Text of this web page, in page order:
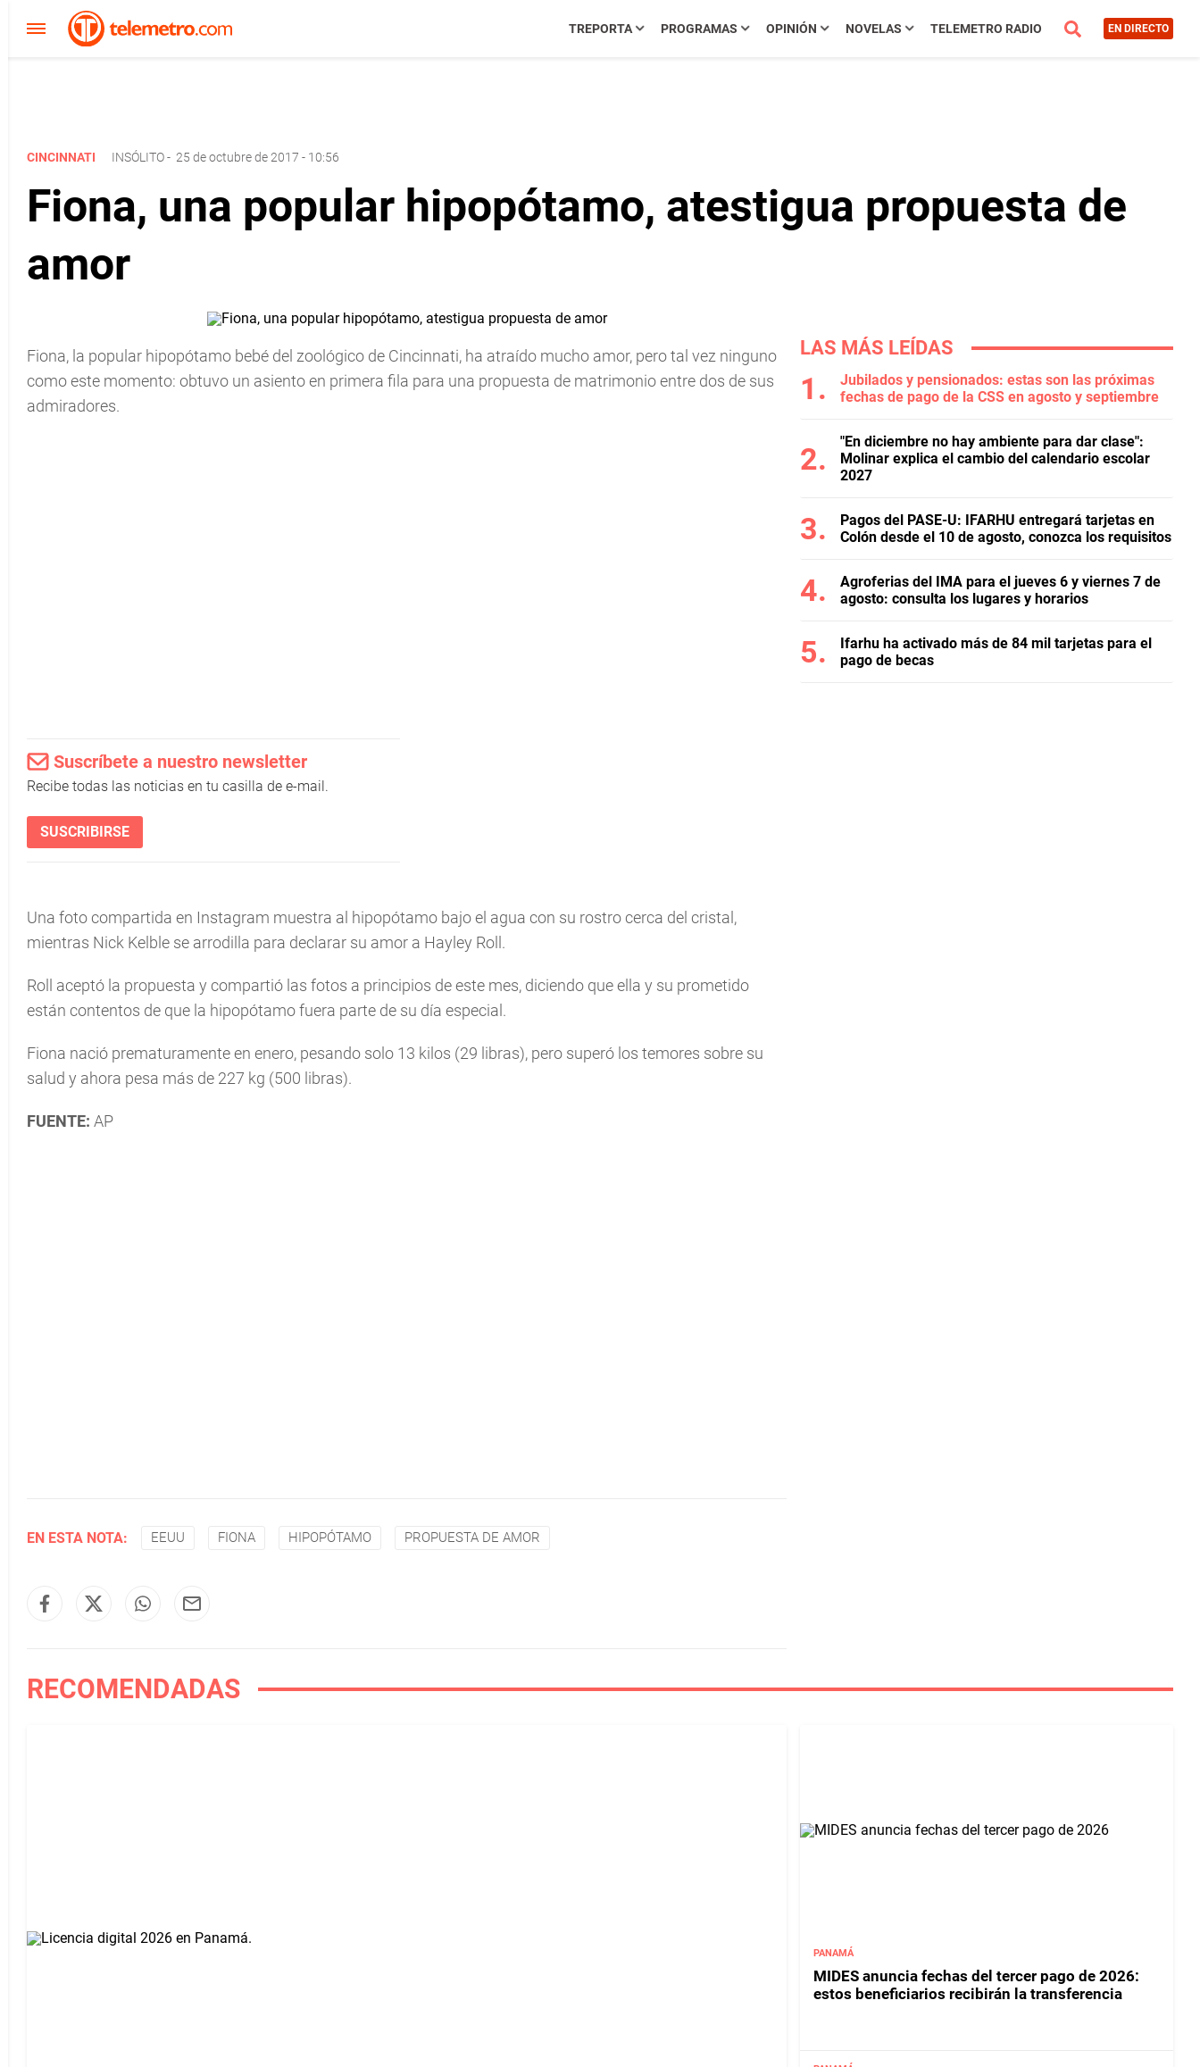
TREPORTA PROGRAMAS OPINIÓN NOVELAS TELEMETRO RADIO EN DIRECTO
CINCINNATI INSÓLITO- 25 de octubre de 2017 - 10:56
Fiona, una popular hipopótamo, atestigua propuesta de
amor
Fiona, la popular hipopótamo bebé del zoológico de Cincinnati, ha atraído mucho amor, pero tal vez ninguno
como este momento: obtuvo un asiento en primera fila para una propuesta de matrimonio entre dos de sus
admiradores.
Suscríbete a nuestro newsletter
Recibe todas las noticias en tu casilla de e-mail.
SUSCRIBIRSE
Una foto compartida en Instagram muestra al hipopótamo bajo el agua con su rostro cerca del cristal,
mientras Nick Kelble se arrodilla para declarar su amor a Hayley Roll.
Roll aceptó la propuesta y compartió las fotos a principios de este mes, diciendo que ella y su prometido
están contentos de que la hipopótamo fuera parte de su día especial.
Fiona nació prematuramente en enero, pesando solo 13 kilos (29 libras), pero superó los temores sobre su
salud y ahora pesa más de 227 kg (500 libras).
FUENTE: AP
EN ESTA NOTA: EEUU FIONA HIPOPÓTAMO PROPUESTA DE AMOR
LAS MÁS LEÍDAS
Jubilados y pensionados: estas son las próximas
fechas de pago de la CSS en agosto y septiembre
"En diciembre no hay ambiente para dar clase":
Molinar explica el cambio del calendario escolar
2027
Pagos del PASE-U: IFARHU entregará tarjetas en
Colón desde el 10 de agosto, conozca los requisitos
Agroferias del IMA para el jueves 6 y viernes 7 de
agosto: consulta los lugares y horarios
Ifarhu ha activado más de 84 mil tarjetas para el
pago de becas
RECOMENDADAS
PANAMÁ
MIDES anuncia fechas del tercer pago de 2026:
estos beneficiarios recibirán la transferencia